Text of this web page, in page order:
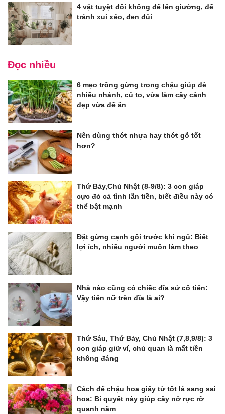
4 vật tuyệt đối không để lên giường, để
tránh xui xẻo, đen đủi
Đọc nhiều
6 mẹo trồng gừng trong chậu giúp đẻ
nhiều nhánh, củ to, vừa làm cây cảnh
đẹp vừa để ăn
Nên dùng thớt nhựa hay thớt gỗ tốt
hơn?
Thứ Bảy,Chủ Nhật (8-9/8): 3 con giáp
cực đỏ cả tình lẫn tiền, biết điều này có
thể bật mạnh
Đặt gừng cạnh gối trước khi ngủ: Biết
lợi ích, nhiều người muốn làm theo
Nhà nào cũng có chiếc đĩa sứ cô tiên:
Vậy tiên nữ trên đĩa là ai?
Thứ Sáu, Thứ Bảy, Chủ Nhật (7,8,9/8): 3
con giáp giữ ví, chủ quan là mất tiền
không đáng
Cách để chậu hoa giấy từ tốt lá sang sai
hoa: Bí quyết này giúp cây nở rực rỡ
quanh năm